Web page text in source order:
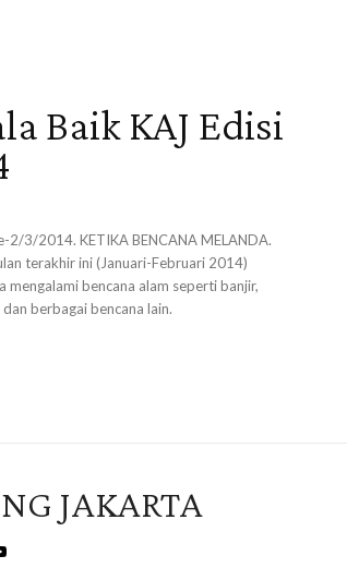
Baik KAJ Edisi
2/3/2014. KETIKA BENCANA MELANDA.
terakhir ini (Januari-Februari 2014)
bencana alam seperti banjir,
berbagai bencana lain.
JAKARTA